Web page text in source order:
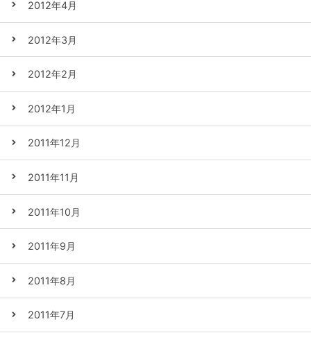
2012年4月
2012年3月
2012年2月
2012年1月
2011年12月
2011年11月
2011年10月
2011年9月
2011年8月
2011年7月